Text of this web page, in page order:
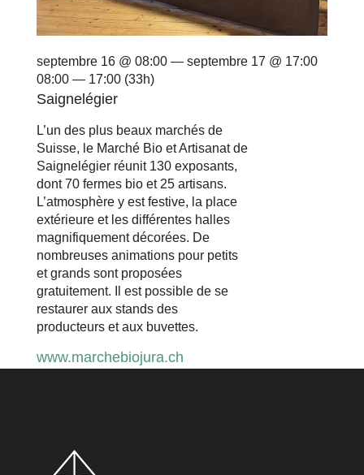
L’un des plus beaux marchés de
Suisse, le Marché Bio et Artisanat de
Saignelégier réunit 130 exposants,
dont 70 fermes bio et 25 artisans.
L’atmosphère y est festive, la place
extérieure et les différentes halles
magnifiquement décorées. De
nombreuses animations pour petits
et grands sont proposées
gratuitement. Il est possible de se
restaurer aux stands des
producteurs et aux buvettes.
www.marchebiojura.ch
septembre 16 @ 08:00 — septembre 17 @ 17:00
08:00 — 17:00 (33h)
Saignelégier